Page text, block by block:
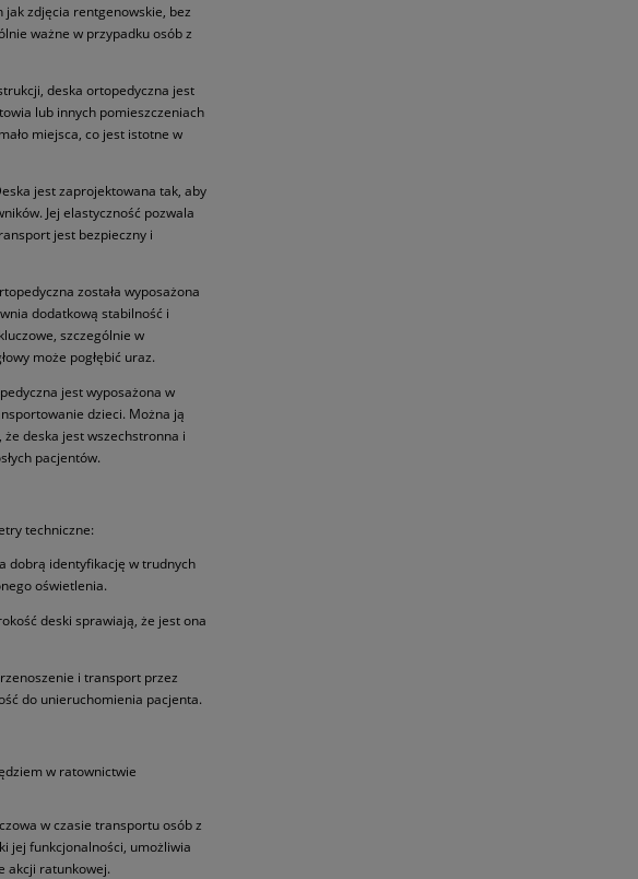
zdjęcia rentgenowskie, bez
ważne w przypadku osób z
deska ortopedyczna jest
lub innych pomieszczeniach
miejsca, co jest istotne w
jest zaprojektowana tak, aby
Jej elastyczność pozwala
jest bezpieczny i
została wyposażona
dodatkową stabilność i
szczególnie w
może pogłębić uraz.
jest wyposażona w
dzieci. Można ją
deska jest wszechstronna i
pacjentów.
techniczne:
dobrą identyfikację w trudnych
oświetlenia.
deski sprawiają, że jest ona
i transport przez
do unieruchomienia pacjenta.
w ratownictwie
w czasie transportu osób z
jej funkcjonalności, umożliwia
akcji ratunkowej.